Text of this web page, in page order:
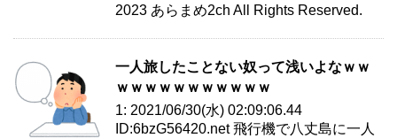
2023 あらまめ2ch All Rights Reserved.
一人旅したことない奴って浅いよなｗｗ
ｗｗｗｗｗｗｗｗｗｗｗ
1: 2021/06/30(水) 02:09:06.44
ID:6bzG56420.net 飛行機で八丈島に一人